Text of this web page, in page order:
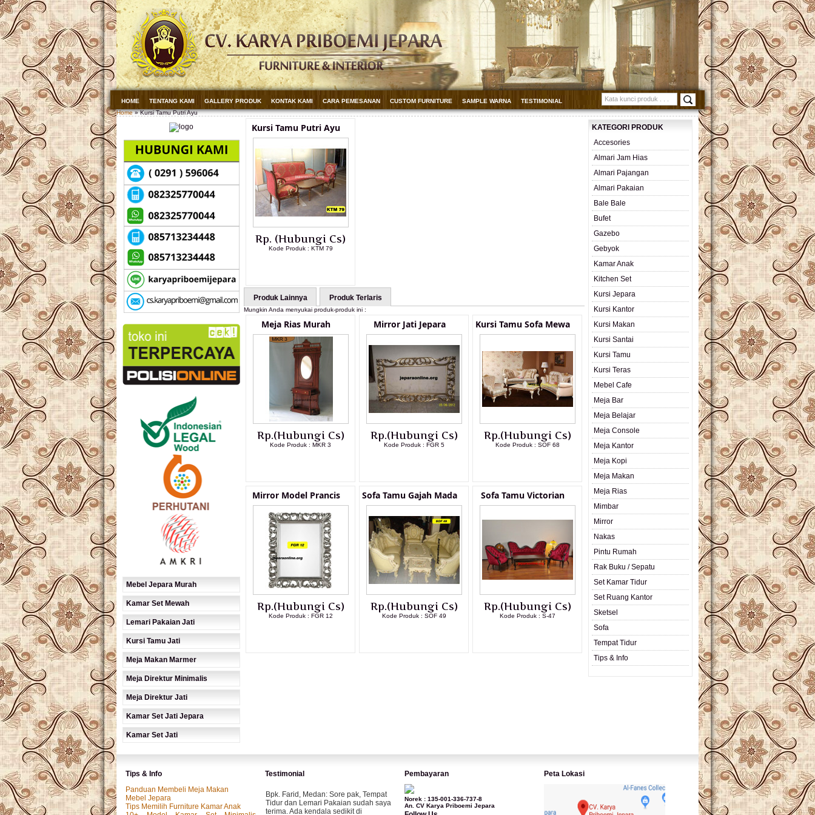
HOME TENTANG KAMI GALLERY PRODUK KONTAK KAMI CARA PEMESANAN CUSTOM FURNITURE SAMPLE WARNA
TESTIMONIAL
Home» Kursi Tamu Putri Ayu
Mebel Jepara Murah
Kamar Set Mewah
Lemari Pakaian Jati
Kursi Tamu Jati
Meja Makan Marmer
Meja Direktur Minimalis
Meja Direktur Jati
Kamar Set Jati Jepara
Kamar Set Jati
Kursi Tamu Putri Ayu
Rp. (Hubungi Cs)
Kode Produk : KTM 79
Produk Lainnya Produk Terlaris
Mungkin Anda menyukai produk-produk ini :
Meja Rias Murah
Rp.(Hubungi Cs)
Kode Produk : MKR 3
Mirror Jati Jepara
Rp.(Hubungi Cs)
Kode Produk : FGR 5
Kursi Tamu Sofa Mewa
Rp.(Hubungi Cs)
Kode Produk : SOF 68
Mirror Model Prancis
Rp.(Hubungi Cs)
Kode Produk : FGR 12
Sofa Tamu Gajah Mada
Rp.(Hubungi Cs)
Kode Produk : SOF 49
Sofa Tamu Victorian
Rp.(Hubungi Cs)
Kode Produk : S-47
KATEGORI PRODUK
Accesories
Almari Jam Hias
Almari Pajangan
Almari Pakaian
Bale Bale
Bufet
Gazebo
Gebyok
Kamar Anak
Kitchen Set
Kursi Jepara
Kursi Kantor
Kursi Makan
Kursi Santai
Kursi Tamu
Kursi Teras
Mebel Cafe
Meja Bar
Meja Belajar
Meja Console
Meja Kantor
Meja Kopi
Meja Makan
Meja Rias
Mimbar
Mirror
Nakas
Pintu Rumah
Rak Buku / Sepatu
Set Kamar Tidur
Set Ruang Kantor
Sketsel
Sofa
Tempat Tidur
Tips & Info
Tips & Info
Panduan Membeli Meja Makan
Mebel Jepara
Tips Memilih Furniture Kamar Anak
Testimonial
Bpk. Farid, Medan: Sore pak, Tempat
Tidur dan Lemari Pakaian sudah saya
terima. Ada kendala sedikit di
Pembayaran
Norek : 135-001-336-737-8
An. CV Karya Priboemi Jepara
Peta Lokasi